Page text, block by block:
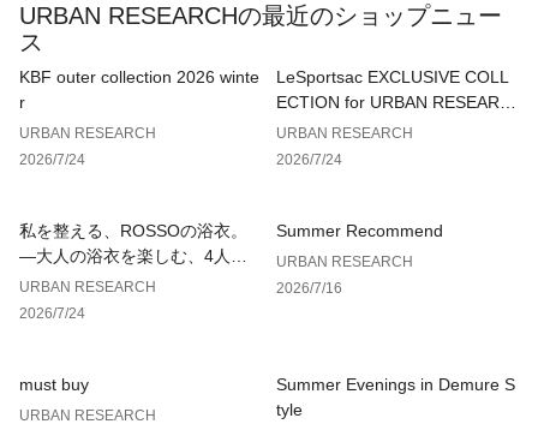
URBAN RESEARCHの最近のショップニュー
ス
KBF outer collection 2026 winte
r
URBAN RESEARCH
2026/7/24
LeSportsac EXCLUSIVE COLL
ECTION for URBAN RESEARC
H
URBAN RESEARCH
2026/7/24
私を整える、ROSSOの浴衣。
—大人の浴衣を楽しむ、4人のT
IPS—
URBAN RESEARCH
2026/7/24
Summer Recommend
URBAN RESEARCH
2026/7/16
must buy
URBAN RESEARCH
Summer Evenings in Demure S
tyle